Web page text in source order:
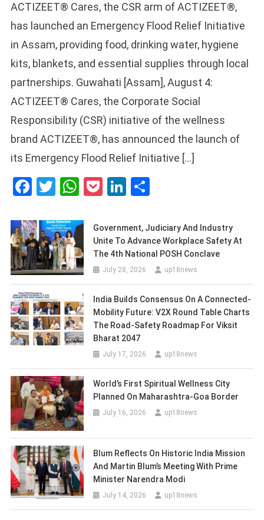
ACTIZEET® Cares, the CSR arm of ACTIZEET®,
has launched an Emergency Flood Relief Initiative
in Assam, providing food, drinking water, hygiene
kits, blankets, and essential supplies through local
partnerships. Guwahati [Assam], August 4:
ACTIZEET® Cares, the Corporate Social
Responsibility (CSR) initiative of the wellness
brand ACTIZEET®, has announced the launch of
its Emergency Flood Relief Initiative […]
Facebook
Twitter
WhatsApp
PocketLinkedIn
Government, Judiciary And Industry
Unite To Advance Workplace Safety At
The 4th National POSH Conclave
July 28, 2026 up18news
India Builds Consensus On A Connected-
Mobility Future: V2X Round Table Charts
The Road-Safety Roadmap For Viksit
Bharat 2047
July 17, 2026 up18news
World’s First Spiritual Wellness City
Planned On Maharashtra-Goa Border
July 16, 2026 up18news
Blum Reflects On Historic India Mission
And Martin Blum’s Meeting With Prime
Minister Narendra Modi
July 14, 2026 up18news